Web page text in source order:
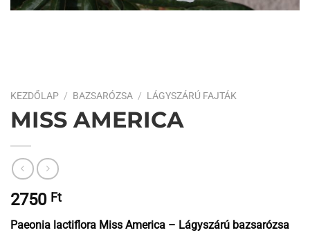
KEZDŐLAP / BAZSARÓZSA / LÁGYSZÁRÚ FAJTÁK
MISS AMERICA
2750 Ft
Paeonia lactiflora Miss America – Lágyszárú bazsarózsa